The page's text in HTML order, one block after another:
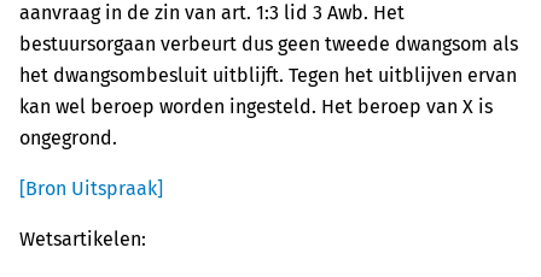
aanvraag in de zin van art. 1:3 lid 3 Awb. Het
bestuursorgaan verbeurt dus geen tweede dwangsom als
het dwangsombesluit uitblijft. Tegen het uitblijven ervan
kan wel beroep worden ingesteld. Het beroep van X is
ongegrond.
[Bron Uitspraak]
Wetsartikelen: